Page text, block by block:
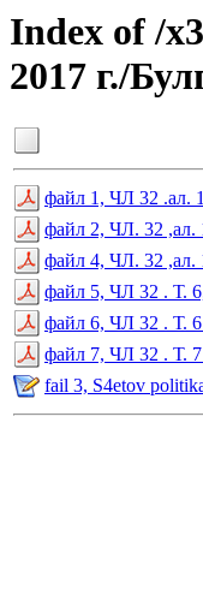
Index of /
2017 г./
файл 1, ЧЛ 32 .ал.
файл 2, ЧЛ. 32 ,ал.
файл 4, ЧЛ. 32 ,ал.
файл 5, ЧЛ 32 . Т.
файл 6, ЧЛ 32 . Т.
файл 7, ЧЛ 32 .
fail 3, S4etov